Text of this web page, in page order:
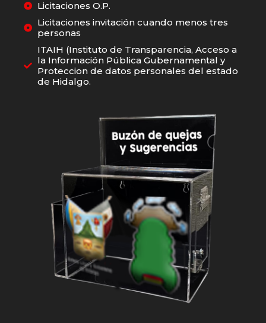
Licitaciones O.P.
Licitaciones invitación cuando menos tres
personas
ITAIH (Instituto de Transparencia, Acceso a
la Información Pública Gubernamental y
Proteccion de datos personales del estado
de Hidalgo.